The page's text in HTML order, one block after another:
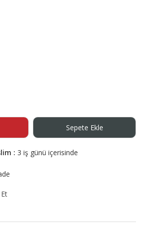
Sepete Ekle
: 3 iş günü içerisinde